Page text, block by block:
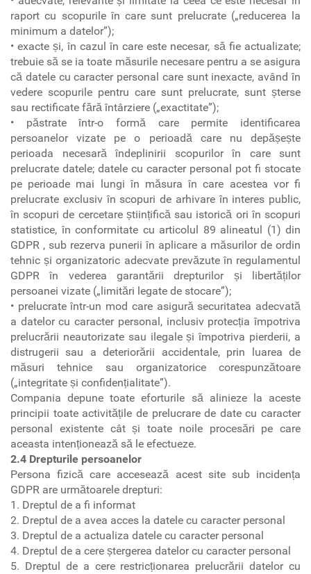
raport cu scopurile în care sunt prelucrate („reducerea la
minimum a datelor”);
• exacte și, în cazul în care este necesar, să fie actualizate;
trebuie să se ia toate măsurile necesare pentru a se asigura
că datele cu caracter personal care sunt inexacte, având în
vedere scopurile pentru care sunt prelucrate, sunt șterse
sau rectificate fără întârziere („exactitate”);
• păstrate într-o formă care permite identificarea
persoanelor vizate pe o perioadă care nu depășește
perioada necesară îndeplinirii scopurilor în care sunt
prelucrate datele; datele cu caracter personal pot fi stocate
pe perioade mai lungi în măsura în care acestea vor fi
prelucrate exclusiv în scopuri de arhivare în interes public,
în scopuri de cercetare științifică sau istorică ori în scopuri
statistice, în conformitate cu articolul 89 alineatul (1) din
GDPR , sub rezerva punerii în aplicare a măsurilor de ordin
tehnic și organizatoric adecvate prevăzute în regulamentul
GDPR în vederea garantării drepturilor și libertăților
persoanei vizate („limitări legate de stocare”);
• prelucrate într-un mod care asigură securitatea adecvată
a datelor cu caracter personal, inclusiv protecția împotriva
prelucrării neautorizate sau ilegale și împotriva pierderii, a
distrugerii sau a deteriorării accidentale, prin luarea de
măsuri tehnice sau organizatorice corespunzătoare
(„integritate și confidențialitate”).
Compania depune toate eforturile să alinieze la aceste
principii toate activitățile de prelucrare de date cu caracter
personal existente cât și toate noile procesări pe care
aceasta intenționează să le efectueze.
2.4 Drepturile persoanelor
Persona fizică care accesează acest site sub incidența
GDPR are următoarele drepturi:
1. Dreptul de a fi informat
2. Dreptul de a avea acces la datele cu caracter personal
3. Dreptul de a actualiza datele cu caracter personal
4. Dreptul de a cere ștergerea datelor cu caracter personal
5. Dreptul de a cere restricționarea prelucrării datelor cu